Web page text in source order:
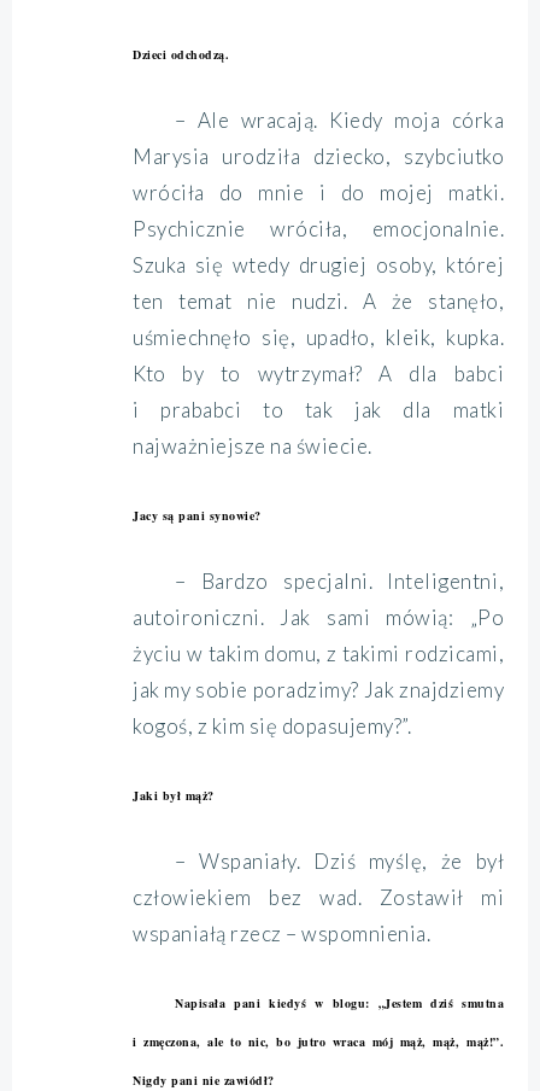
Dzieci odchodzą.
– Ale wracają. Kiedy moja córka
Marysia urodziła dziecko, szybciutko
wróciła do mnie i do mojej matki.
Psychicznie wróciła, emocjonalnie.
Szuka się wtedy drugiej osoby, której
ten temat nie nudzi. A że stanęło,
uśmiechnęło się, upadło, kleik, kupka.
Kto by to wytrzymał? A dla babci
i prababci to tak jak dla matki
najważniejsze na świecie.
Jacy są pani synowie?
– Bardzo specjalni. Inteligentni,
autoironiczni. Jak sami mówią: „Po
życiu w takim domu, z takimi rodzicami,
jak my sobie poradzimy? Jak znajdziemy
kogoś, z kim się dopasujemy?”.
Jaki był mąż?
– Wspaniały. Dziś myślę, że był
człowiekiem bez wad. Zostawił mi
wspaniałą rzecz – wspomnienia.
Napisała pani kiedyś w blogu: „Jestem dziś smutna
i zmęczona, ale to nic, bo jutro wraca mój mąż, mąż, mąż!”.
Nigdy pani nie zawiódł?